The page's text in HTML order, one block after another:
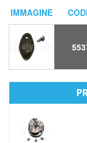
IMMAGINE